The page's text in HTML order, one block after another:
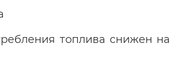
топлива снижен на